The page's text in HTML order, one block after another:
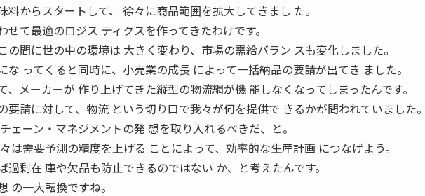
料からスタートして、 徐々に商品範囲を拡大してきまし た。
せて最適のロジス ティクスを作ってきたわけです。
の間に世の中の環境は 大きく変わり、市場の需給バラン スも変化しました。
な ってくると同時に、小売業の成長 によって一括納品の要請が出てき ました。
、メーカーが 作り上げてきた縦型の物流網が機 能しなくなってしまったんです。
要請に対して、物流 という切り口で我々が何を提供で きるかが問われていました。
ェーン・マネジメントの発 想を取り入れるべきだ、と。
は需要予測の精度を上げる ことによって、効率的な生産計画 につなげよう。
過剰在 庫や欠品も防止できるのではない か、と考えたんです。
の一大転換ですね。